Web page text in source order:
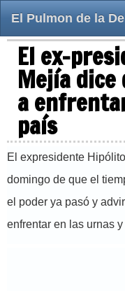
El Pulmon de la
El ex-
Mejía dice
a
país
El expresidente
domingo de que el
el poder ya pasó y
enfrentar en las urnas